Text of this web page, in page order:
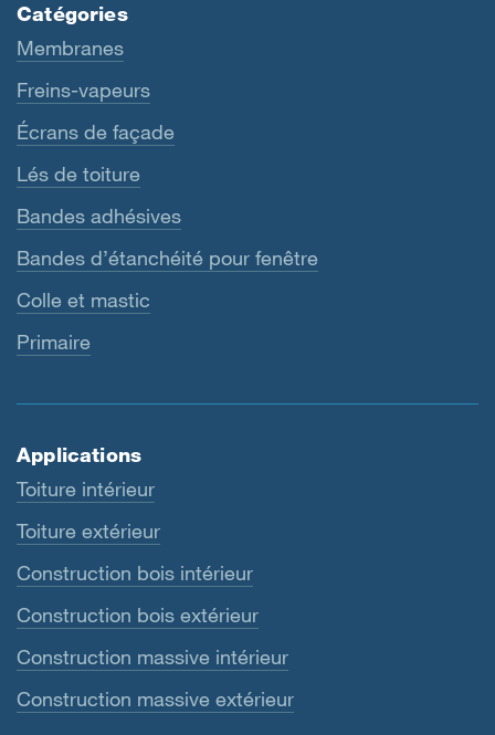
Catégories
Membranes
Freins-vapeurs
Écrans de façade
Lés de toiture
Bandes adhésives
Bandes d’étanchéité pour fenêtre
Colle et mastic
Primaire
Applications
Toiture intérieur
Toiture extérieur
Construction bois intérieur
Construction bois extérieur
Construction massive intérieur
Construction massive extérieur